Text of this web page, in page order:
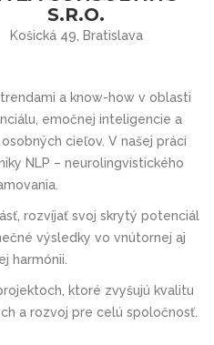
S.R.O.
Košická 49, Bratislava
a know-how v oblasti
emočnej inteligencie a
cieľov. V našej práci
NLP – neurolingvistického
rozvíjať svoj skrytý potenciál
výsledky vo vnútornej aj
harmónii.
ktoré zvyšujú kvalitu
a rozvoj pre celú spoločnosť.